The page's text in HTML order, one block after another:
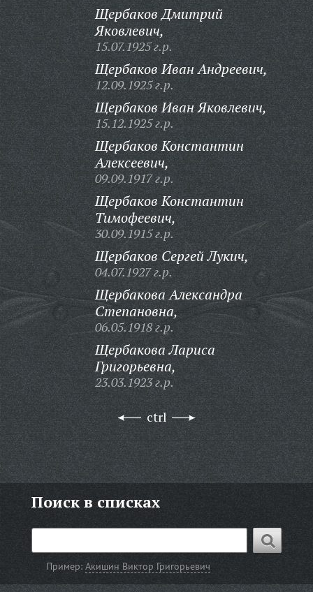
Щербаков Дмитрий
Яковлевич,
15.07.1925 г.р.
Щербаков Иван Андреевич,
12.09.1925 г.р.
Щербаков Иван Яковлевич,
15.12.1925 г.р.
Щербаков Константин
Алексеевич,
09.09.1917 г.р.
Щербаков Константин
Тимофеевич,
30.09.1915 г.р.
Щербаков Сергей Лукич,
04.07.1927 г.р.
Щербакова Александра
Степановна,
06.05.1918 г.р.
Щербакова Лариса
Григорьевна,
23.03.1923 г.р.
ctrl
Поиск в списках
Пример:Акишин Виктор Григорьевич